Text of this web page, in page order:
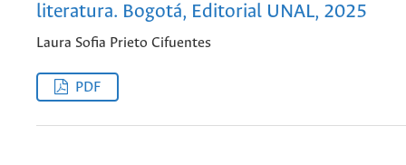
literatura. Bogotá, Editorial UNAL, 2025
Laura Sofia Prieto Cifuentes
PDF